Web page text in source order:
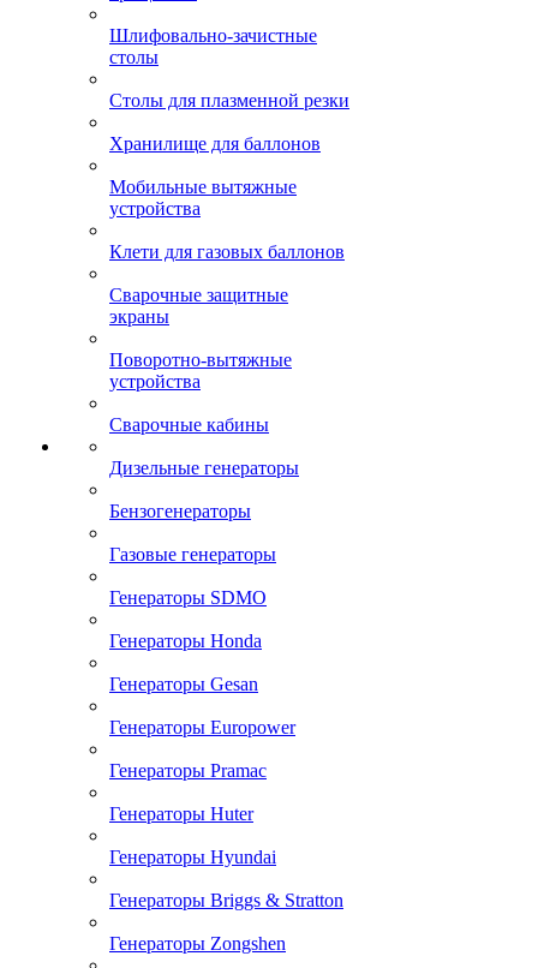
Шлифовально-зачистные
столы
Столы для плазменной резки
Хранилище для баллонов
Мобильные вытяжные
устройства
Клети для газовых баллонов
Сварочные защитные
экраны
Поворотно-вытяжные
устройства
Сварочные кабины
Дизельные генераторы
Бензогенераторы
Газовые генераторы
Генераторы SDMO
Генераторы Honda
Генераторы Gesan
Генераторы Europower
Генераторы Pramac
Генераторы Huter
Генераторы Hyundai
Генераторы Briggs & Stratton
Генераторы Zongshen